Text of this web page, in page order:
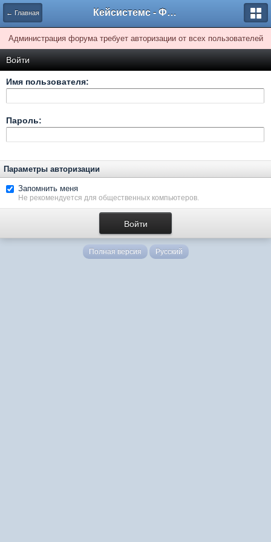
← Главная Кейсистемс - Форумы
Администрация форума требует авторизации от всех пользователей
Войти
Имя пользователя:
Пароль:
Параметры авторизации
Запомнить меня
Не рекомендуется для общественных компьютеров.
Полная версия Русский